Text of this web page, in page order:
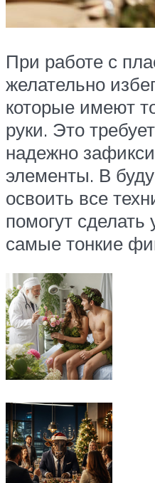
При работе с
желательно
которые имеют
руки. Это
надежно
элементы. В
освоить все
помогут
самые тонкие